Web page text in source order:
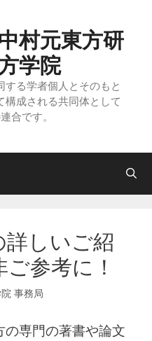
村元東方研
学院
する学者個人とそのもと
構成される共同体として
合です。
詳しいご紹
参考に！
事務局
専門の著書や論文